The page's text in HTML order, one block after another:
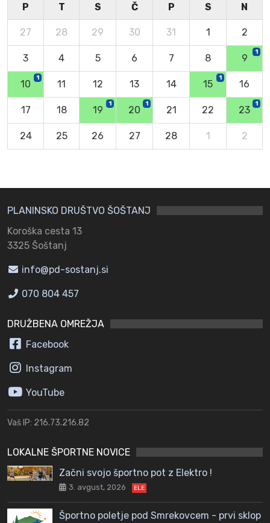
P T S Č P S N
27 28 29 30 31 1 2
3 4 5 6 7 8 9
1
10
1
11 12 13 14 15
1
16
17 18 19
1
20
1
21 22 23
1
24 25 26 27 28 1 2
PLANINSKO DRUŠTVO ŠOŠTANJ
Koroška cesta 13
3325 Šoštanj
info@pd-sostanj.si
070 804 457
DRUŽBENA OMREŽJA
Facebook
Instagram
YouTube
Vaš IP: 216.73.216.82
LOKALNE ŠPORTNE NOVICE
Začni svojo športno pot z Elektro !
3. avgust, 2026 ELE
Športno poletje pod Smrekovcem - prvi sklop